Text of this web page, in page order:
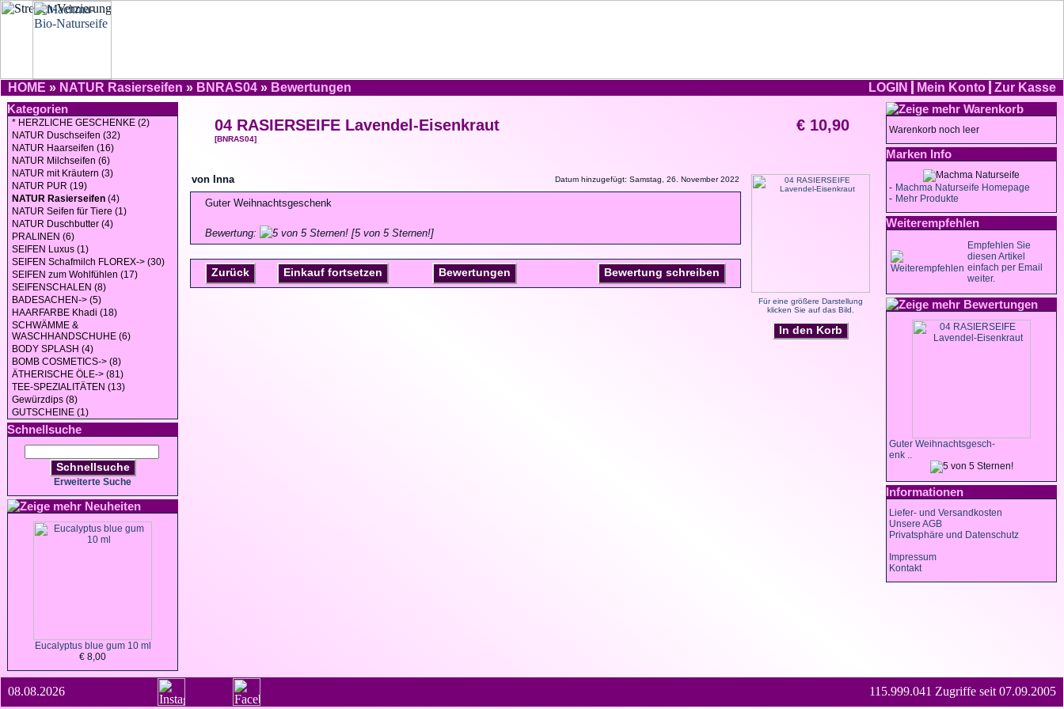
HOME » NATUR Rasierseifen » BNRAS04 » Bewertungen LOGIN Mein Konto
Zur Kasse
Kategorien
* HERZLICHE GESCHENKE (2)
NATUR Duschseifen (32)
NATUR Haarseifen (16)
NATUR Milchseifen (6)
NATUR mit Kräutern (3)
NATUR PUR (19)
NATUR Rasierseifen (4)
NATUR Seifen für Tiere (1)
NATUR Duschbutter (4)
PRALINEN (6)
SEIFEN Luxus (1)
SEIFEN Schafmilch FLOREX-> (30)
SEIFEN zum Wohlfühlen (17)
SEIFENSCHALEN (8)
BADESACHEN-> (5)
HAARFARBE Khadi (18)
SCHWÄMME &
WASCHHANDSCHUHE (6)
BODY SPLASH (4)
BOMB COSMETICS-> (8)
ÄTHERISCHE ÖLE-> (81)
TEE-SPEZIALITÄTEN (13)
Gewürzdips (8)
GUTSCHEINE (1)
Schnellsuche
Schnellsuche
Erweiterte Suche
Neuheiten
Eucalyptus blue gum 10 ml
€ 8,00
04 RASIERSEIFE Lavendel-Eisenkraut
[BNRAS04]
€ 10,90
von Inna Datum hinzugefügt: Samstag, 26. November 2022
Guter Weihnachtsgeschenk
Bewertung: [5 von 5 Sternen!]
Zurück Einkauf fortsetzen Bewertungen Bewertung schreiben
Für eine größere Darstellung
klicken Sie auf das Bild.
In den Korb
Warenkorb
Warenkorb noch leer
Marken Info
- Machma Naturseife Homepage
- Mehr Produkte
Weiterempfehlen
Empfehlen Sie
diesen Artikel
einfach per Email
weiter.
Bewertungen
Guter Weihnachtsgesch-
enk ..
Informationen
Liefer- und Versandkosten
Unsere AGB
Privatsphäre und Datenschutz
Impressum
Kontakt
08.08.2026 115.999.041 Zugriffe seit 07.09.2005